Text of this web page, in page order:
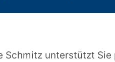
Schmitz unterstützt